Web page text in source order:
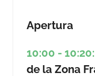
Apertura
10:00 - 10:20:
de la Zona